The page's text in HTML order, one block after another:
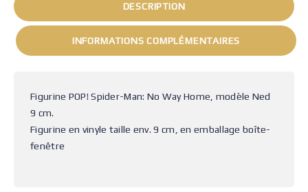
DESCRIPTION
INFORMATIONS COMPLÉMENTAIRES
Figurine POP! Spider-Man: No Way Home, modèle Ned
9 cm.
Figurine en vinyle taille env. 9 cm, en emballage boîte-
fenêtre